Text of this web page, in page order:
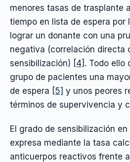
menores tasas de trasplante
tiempo en lista de espera por
lograr un donante con una
negativa (correlación directa
sensibilización) [4] . Todo ello
grupo de pacientes una
de espera [5] y unos peores
términos de supervivencia y
El grado de sensibilización
expresa mediante la tasa
anticuerpos reactivos frente